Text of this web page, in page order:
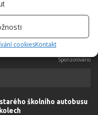
cookiesKontakt
školního autobusu